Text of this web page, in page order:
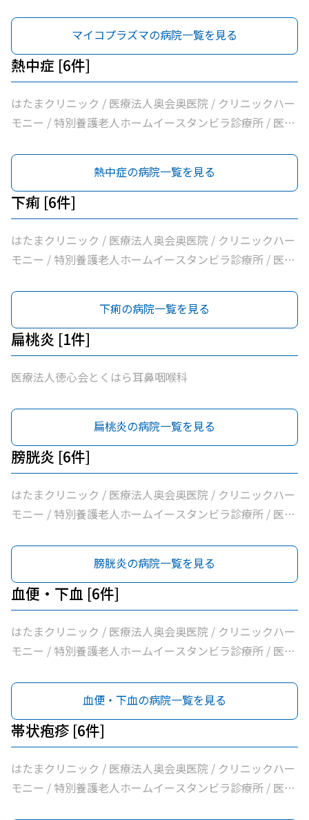
マイコプラズマの病院一覧を見る
熱中症 [6件]
はたまクリニック / 医療法人奥会奥医院 / クリニックハー
モニー / 特別養護老人ホームイースタンビラ診療所 / 医療
熱中症の病院一覧を見る
下痢 [6件]
はたまクリニック / 医療法人奥会奥医院 / クリニックハー
モニー / 特別養護老人ホームイースタンビラ診療所 / 医療
下痢の病院一覧を見る
扁桃炎 [1件]
医療法人徳心会とくはら耳鼻咽喉科
扁桃炎の病院一覧を見る
膀胱炎 [6件]
はたまクリニック / 医療法人奥会奥医院 / クリニックハー
モニー / 特別養護老人ホームイースタンビラ診療所 / 医療
膀胱炎の病院一覧を見る
血便・下血 [6件]
はたまクリニック / 医療法人奥会奥医院 / クリニックハー
モニー / 特別養護老人ホームイースタンビラ診療所 / 医療
血便・下血の病院一覧を見る
帯状疱疹 [6件]
はたまクリニック / 医療法人奥会奥医院 / クリニックハー
モニー / 特別養護老人ホームイースタンビラ診療所 / 医療